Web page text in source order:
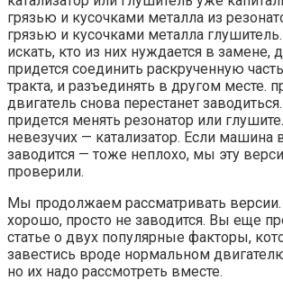
грязью и кусочками металла из
грязью и кусочками металла
искать, кто из них нуждается в замене,
придется соединить раскрученную
тракта, и разъединять в другом месте.
двигатель снова перестанет
придется менять резонатор или
невезучих — катализатор. Если машина
заводится — тоже неплохо, мы эту
проверили.
Мы продолжаем рассматривать версии.
хорошо, просто не заводится. Вы еще
статье о двух популярные факторы,
завестись вроде нормальном
но их надо рассмотреть вместе.